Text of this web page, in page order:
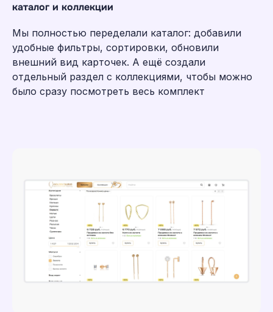
каталог и коллекции
Мы полностью переделали каталог: добавили
удобные фильтры, сортировки, обновили
внешний вид карточек. А ещё создали
отдельный раздел с коллекциями, чтобы можно
было сразу посмотреть весь комплект